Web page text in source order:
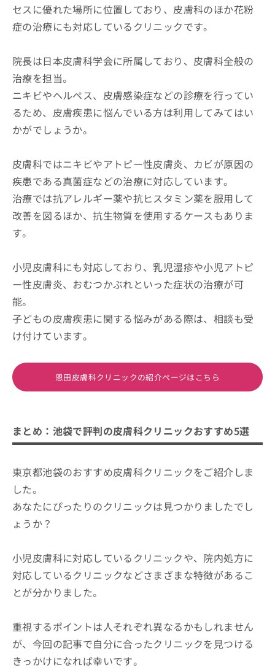
セスに優れた場所に位置しており、皮膚科のほか花粉
症の治療にも対応しているクリニックです。
院長は日本皮膚科学会に所属しており、皮膚科全般の
治療を担当。
ニキビやヘルペス、皮膚感染症などの診療を行ってい
るため、皮膚疾患に悩んでいる方は利用してみてはい
かがでしょうか。
皮膚科ではニキビやアトピー性皮膚炎、カビが原因の
疾患である真菌症などの治療に対応しています。
治療では抗アレルギー薬や抗ヒスタミン薬を服用して
改善を図るほか、抗生物質を使用するケースもありま
す。
小児皮膚科にも対応しており、乳児湿疹や小児アトピ
ー性皮膚炎、おむつかぶれといった症状の治療が可
能。
子どもの皮膚疾患に関する悩みがある際は、相談も受
け付けています。
恩田皮膚科クリニックの紹介ページはこちら
まとめ：池袋で評判の皮膚科クリニックおすすめ5選
東京都池袋のおすすめ皮膚科クリニックをご紹介しま
した。
あなたにぴったりのクリニックは見つかりましたでし
ょうか？
小児皮膚科に対応しているクリニックや、院内処方に
対応しているクリニックなどさまざまな特徴があるこ
とが分かりました。
重視するポイントは人それぞれ異なるかもしれません
が、今回の記事で自分に合ったクリニックを見つける
きっかけになれば幸いです。